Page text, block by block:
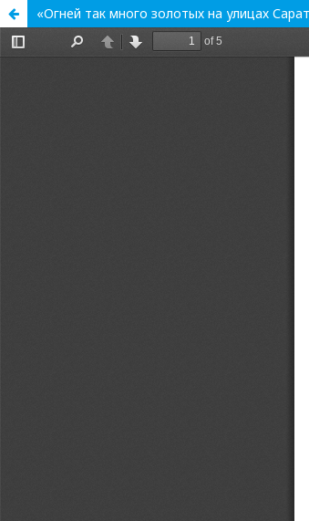
«Огней так много золотых на улицах